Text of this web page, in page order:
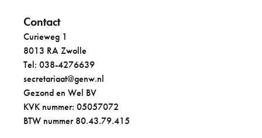
Contact
Curieweg 1
8013 RA Zwolle
Tel: 038-4276639
secretariaat@genw.nl
Gezond en Wel BV
KVK nummer: 05057072
BTW nummer 80.43.79.415